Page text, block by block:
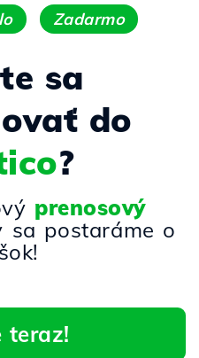
Zadarmo
sa
do
?
prenosový
sa postaráme o
teraz!